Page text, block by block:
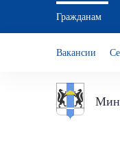
Гражданам
Вакансии